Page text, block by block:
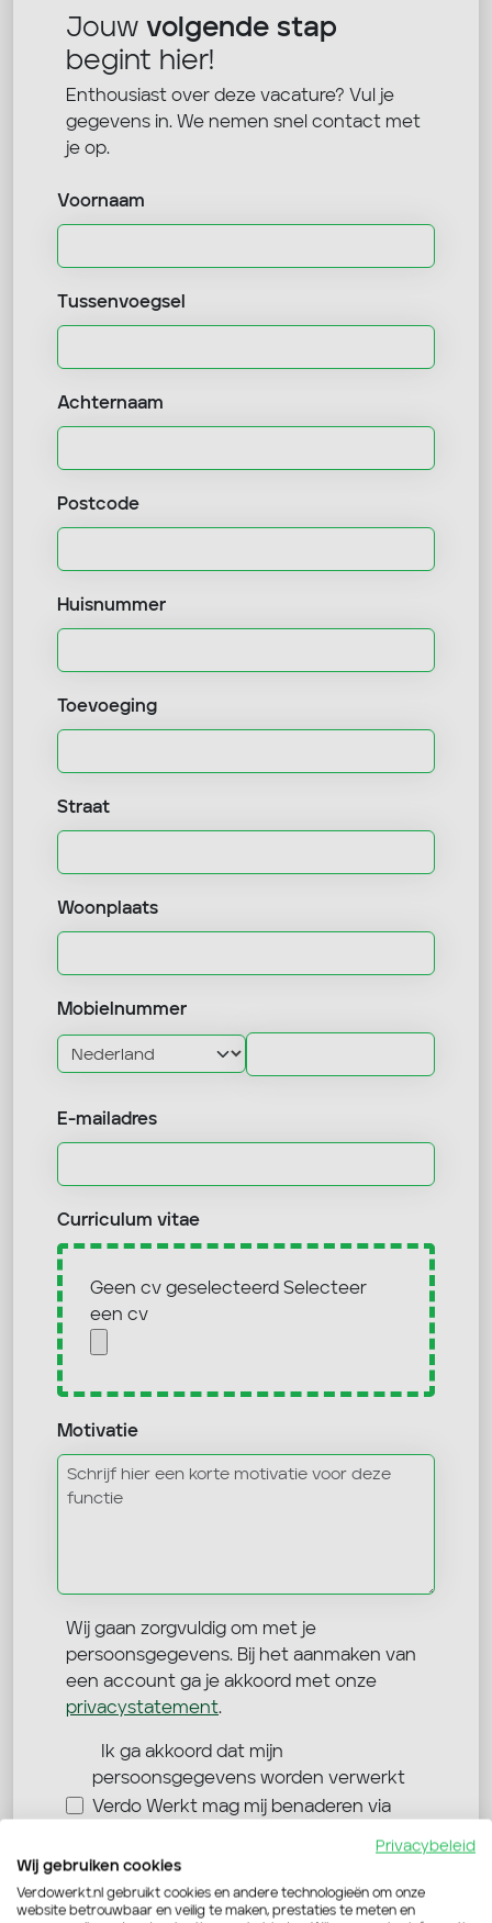
Jouw volgende stap
begint hier!
Enthousiast over deze vacature? Vul je
gegevens in. We nemen snel contact met
je op.
Voornaam
Tussenvoegsel
Achternaam
Postcode
Huisnummer
Toevoeging
Straat
Woonplaats
Mobielnummer
E-mailadres
Curriculum vitae
Geen cv geselecteerd Selecteer
een cv
Motivatie
Wij gaan zorgvuldig om met je
persoonsgegevens. Bij het aanmaken van
een account ga je akkoord met onze
privacystatement.
Ik ga akkoord dat mijn
persoonsgegevens worden verwerkt
Verdo Werkt mag mij benaderen via
Verstuur je sollicitatie
Privacybeleid
Wij gebruiken cookies
Verdowerkt.nl gebruikt cookies en andere technologieën om onze
website betrouwbaar en veilig te maken, prestaties te meten en